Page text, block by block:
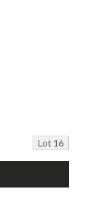
Lot 16